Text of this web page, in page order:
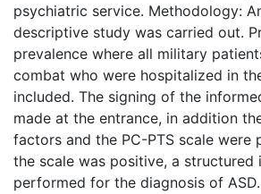
psychiatric service. Methodology:
descriptive study was carried out.
prevalence where all military
combat who were hospitalized in
included. The signing of the
made at the entrance, in addition
factors and the PC-PTS scale were
the scale was positive, a structured
performed for the diagnosis of